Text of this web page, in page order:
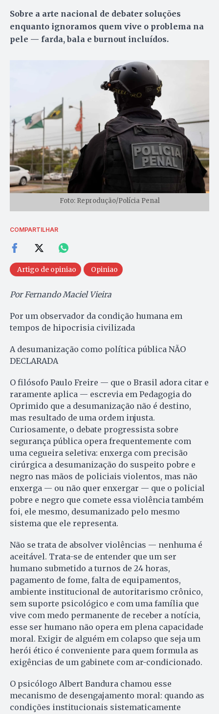
Sobre a arte nacional de debater soluções
enquanto ignoramos quem vive o problema na
pele — farda, bala e burnout incluídos.
Foto: Reprodução/Polícia Penal
COMPARTILHAR
Artigo de opiniao Opiniao
Por Fernando Maciel Vieira
Por um observador da condição humana em
tempos de hipocrisia civilizada
A desumanização como política pública NÃO
DECLARADA
O filósofo Paulo Freire — que o Brasil adora citar e
raramente aplica — escrevia em Pedagogia do
Oprimido que a desumanização não é destino,
mas resultado de uma ordem injusta.
Curiosamente, o debate progressista sobre
segurança pública opera frequentemente com
uma cegueira seletiva: enxerga com precisão
cirúrgica a desumanização do suspeito pobre e
negro nas mãos de policiais violentos, mas não
enxerga — ou não quer enxergar — que o policial
pobre e negro que comete essa violência também
foi, ele mesmo, desumanizado pelo mesmo
sistema que ele representa.
Não se trata de absolver violências — nenhuma é
aceitável. Trata-se de entender que um ser
humano submetido a turnos de 24 horas,
pagamento de fome, falta de equipamentos,
ambiente institucional de autoritarismo crônico,
sem suporte psicológico e com uma família que
vive com medo permanente de receber a notícia,
esse ser humano não opera em plena capacidade
moral. Exigir de alguém em colapso que seja um
herói ético é conveniente para quem formula as
exigências de um gabinete com ar-condicionado.
O psicólogo Albert Bandura chamou esse
mecanismo de desengajamento moral: quando as
condições institucionais sistematicamente